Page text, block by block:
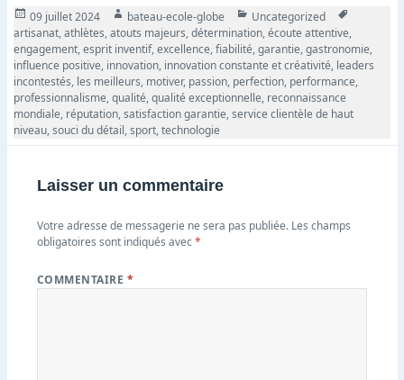
Publié
le
09 juillet 2024 Auteur
bateau-ecole-globe Catégories
Uncategorized
artisanat,athlètes,atouts majeurs,détermination,écoute attentive,
engagement,esprit inventif,excellence,fiabilité,garantie,gastronomie,
influence positive, innovation, innovation constante et créativité, leaders
incontestés, les meilleurs, motiver, passion, perfection, performance,
professionnalisme,qualité,qualité exceptionnelle, reconnaissance
mondiale, réputation,satisfaction garantie,service clientèle de haut
niveau,souci du détail,sport,technologie
Laisser un commentaire
Votre adresse de messagerie ne sera pas publiée. Les champs
obligatoires sont indiqués avec*
COMMENTAIRE *